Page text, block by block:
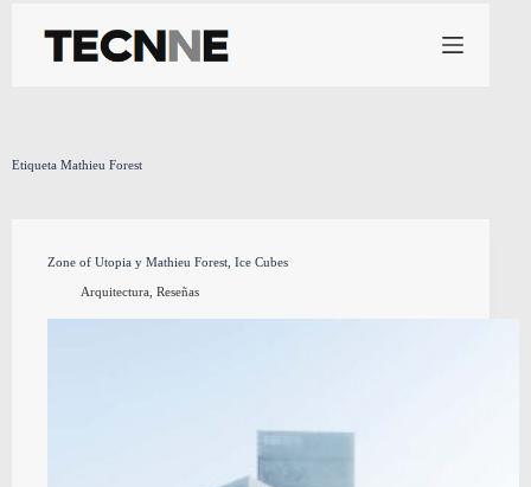
contenido
Etiqueta Mathieu Forest
Zone of Utopia y Mathieu Forest, Ice Cubes
Arquitectura, Reseñas